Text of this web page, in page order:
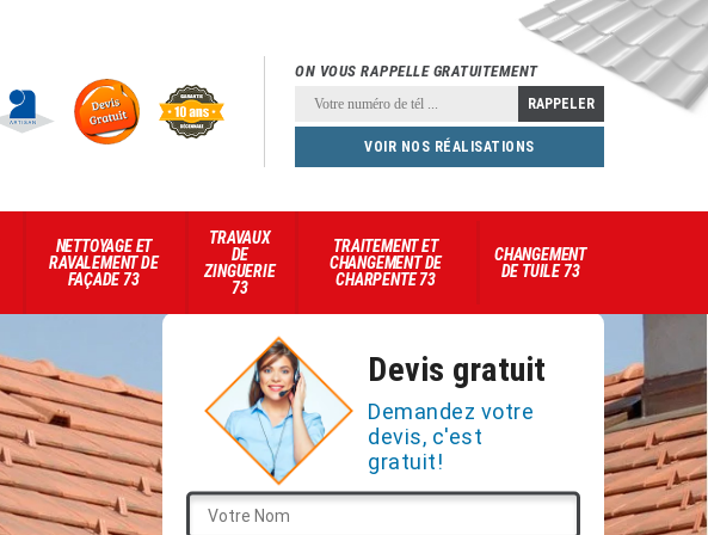
ON VOUS RAPPELLE GRATUITEMENT
VOIR NOS RÉALISATIONS
NETTOYAGE ET
RAVALEMENT DE
FAÇADE 73
TRAVAUX
DE
ZINGUERIE
73
TRAITEMENT ET
CHANGEMENT DE
CHARPENTE 73
CHANGEMENT
DE TUILE 73
Devis gratuit
Demandez votre
devis, c'est
gratuit!